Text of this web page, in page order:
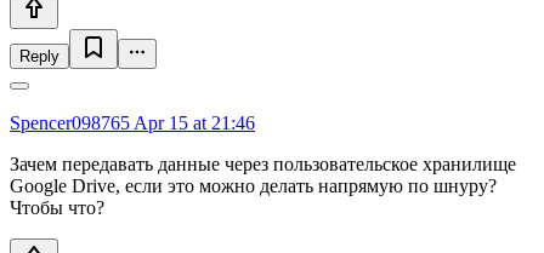
Reply
Spencer098765 Apr 15 at 21:46
Зачем передавать данные через пользовательское хранилище
Google Drive, если это можно делать напрямую по шнуру?
Чтобы что?